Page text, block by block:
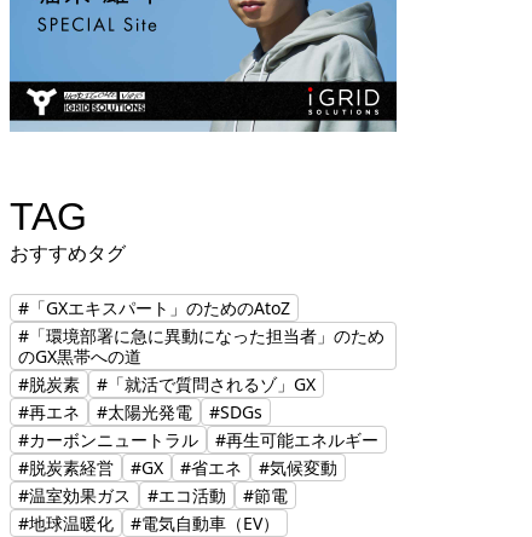
TAG
おすすめタグ
#「GXエキスパート」のためのAtoZ
#「環境部署に急に異動になった担当者」のため
のGX黒帯への道
#脱炭素
#「就活で質問されるゾ」GX
#再エネ
#太陽光発電
#SDGs
#カーボンニュートラル
#再生可能エネルギー
#脱炭素経営
#GX #省エネ
#気候変動
#温室効果ガス
#エコ活動
#節電
#地球温暖化
#電気自動車（EV）